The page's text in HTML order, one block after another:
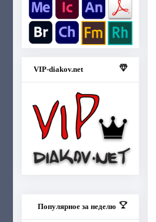
VIP-diakov.net
Популярное за неделю